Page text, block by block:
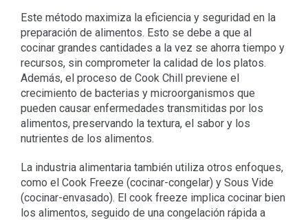
Este método maximiza la eficiencia y seguridad en la
preparación de alimentos. Esto se debe a que al
cocinar grandes cantidades a la vez se ahorra tiempo y
recursos, sin comprometer la calidad de los platos.
Además, el proceso de Cook Chill previene el
crecimiento de bacterias y microorganismos que
pueden causar enfermedades transmitidas por los
alimentos, preservando la textura, el sabor y los
nutrientes de los alimentos.
La industria alimentaria también utiliza otros enfoques,
como el Cook Freeze (cocinar-congelar) y Sous Vide
(cocinar-envasado). El cook freeze implica cocinar bien
los alimentos, seguido de una congelación rápida a